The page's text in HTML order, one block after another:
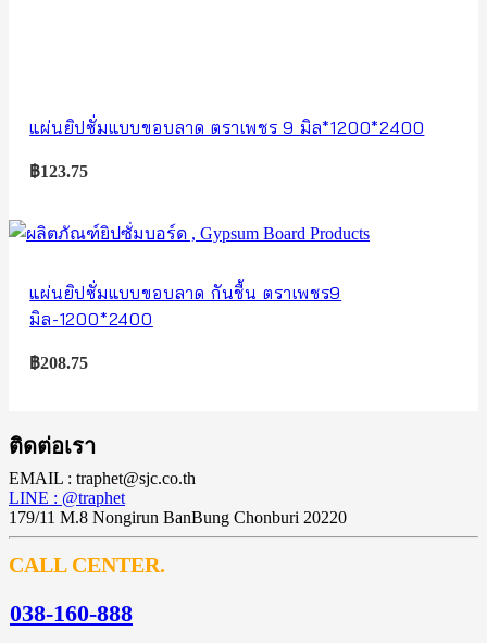
แผ่นยิปซั่มแบบขอบลาด ตราเพชร 9 มิล*1200*2400
฿123.75
แผ่นยิปซั่มแบบขอบลาด กันชื้น ตราเพชร9
มิล-1200*2400
฿208.75
ติดต่อเรา
EMAIL : traphet@sjc.co.th
LINE : @traphet
179/11 M.8 Nongirun BanBung Chonburi 20220
CALL CENTER.
038-160-888